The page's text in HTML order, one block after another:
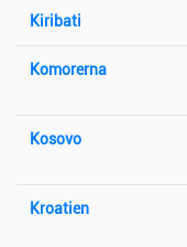
Kiribati
Komorerna
Kosovo
Kroatien